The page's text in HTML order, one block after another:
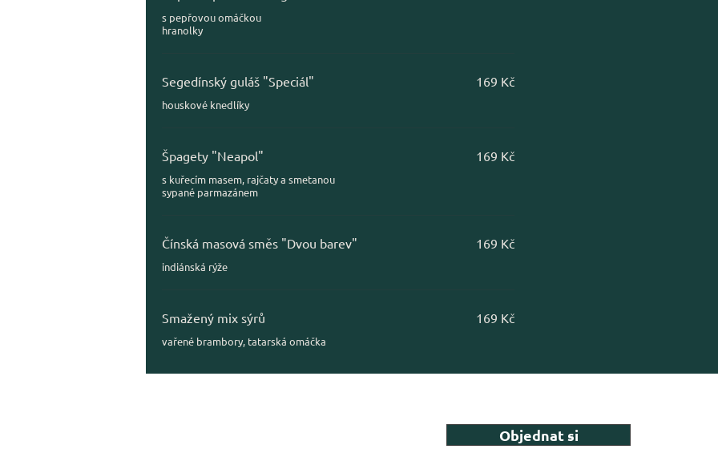
s pepřovou omáčkou
Segedínský guláš "Speciál"
houskové knedlíky
169 Kč
Špagety "Neapol"
s kuřecím masem, rajčaty a smetanou
sypané parmazánem
169 Kč
Čínská masová směs "Dvou barev"
indiánská rýže
169 Kč
Smažený mix sýrů
vařené brambory, tatarská omáčka
169 Kč
Objednat si